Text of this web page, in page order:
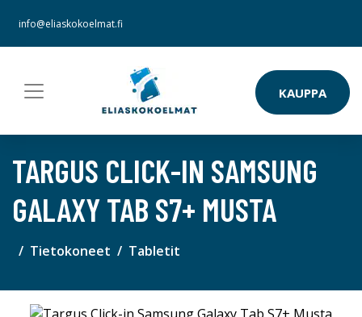
info@eliaskokoelmat.fi
KAUPPA
TARGUS CLICK-IN SAMSUNG
GALAXY TAB S7+ MUSTA
Tietokoneet Tabletit